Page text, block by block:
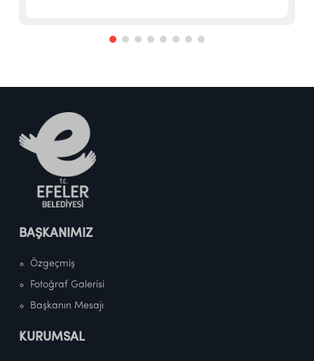
BAŞKANIMIZ
Özgeçmiş
Fotoğraf Galerisi
Başkanın Mesajı
KURUMSAL